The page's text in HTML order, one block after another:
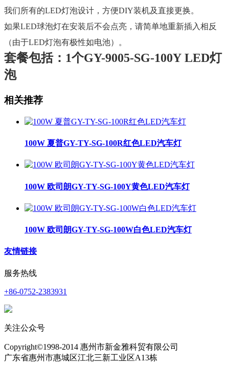
我们所有的LED灯泡设计，方便DIY装机及直接更换。
如果LED球泡灯在安装后不会点亮，请简单地重新插入相反
（由于LED灯泡有极性如电池）。
套餐包括：1个GY-9005-SG-100Y LED灯
泡
相关推荐
100W 夏普GY-TY-SG-100R红色LED汽车灯
100W 欧司朗GY-TY-SG-100Y黄色LED汽车灯
100W 欧司朗GY-TY-SG-100W白色LED汽车灯
友情链接
服务热线
+86-0752-2383931
关注公众号
Copyright©1998-2014 惠州市新金雅科贸有限公司
广东省惠州市惠城区江北三新工业区A13栋